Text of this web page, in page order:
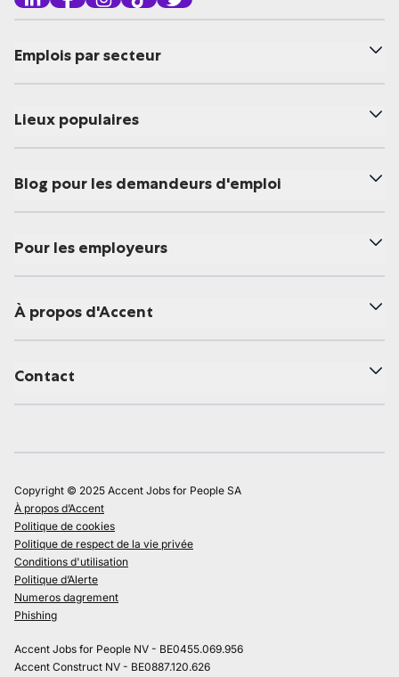
Emplois par secteur
Lieux populaires
Blog pour les demandeurs d'emploi
Pour les employeurs
À propos d'Accent
Contact
Copyright © 2025 Accent Jobs for People SA
À propos d’Accent
Politique de cookies
Politique de respect de la vie privée
Conditions d'utilisation
Politique d’Alerte
Numeros dagrement
Phishing
Accent Jobs for People NV - BE0455.069.956
Accent Construct NV - BE0887.120.626